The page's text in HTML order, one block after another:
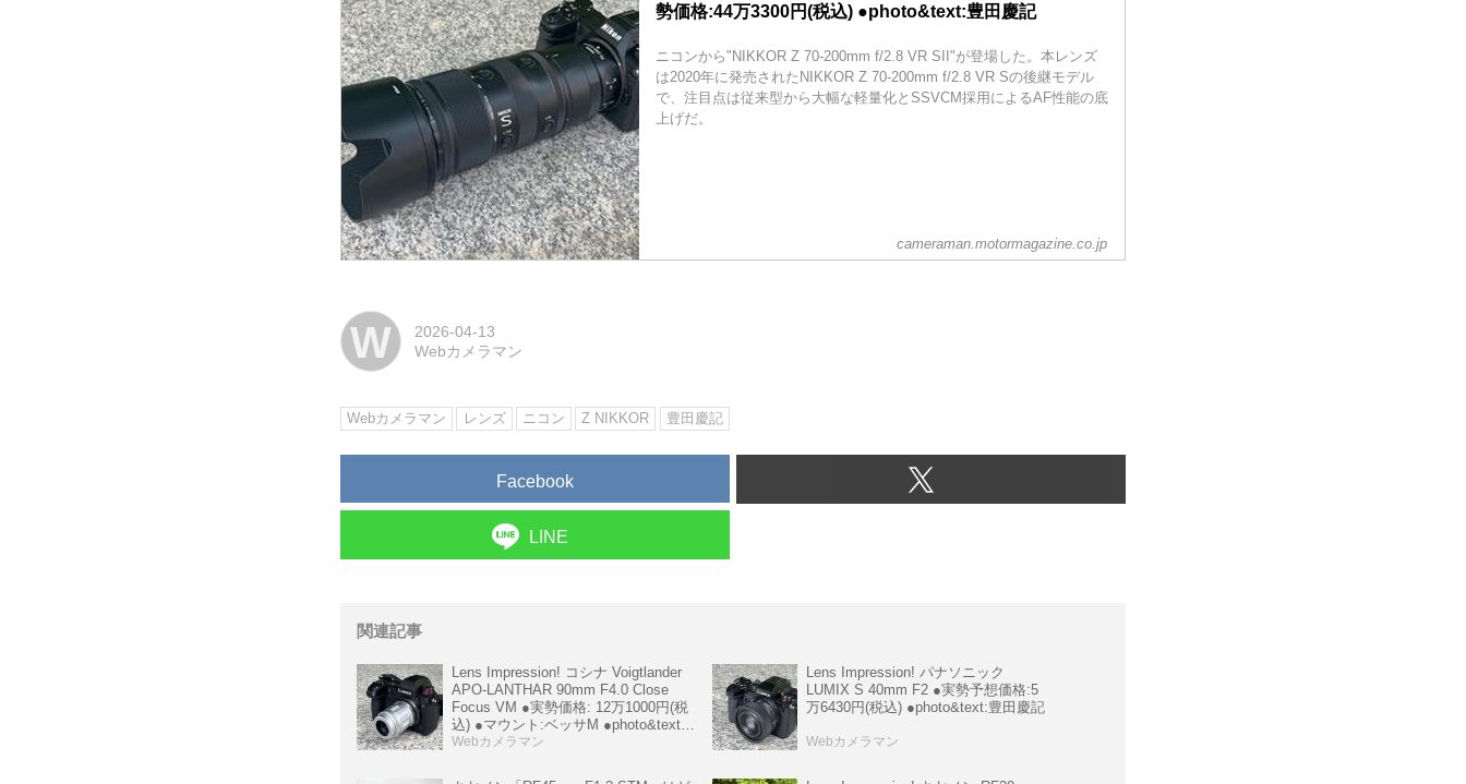
勢価格:44万3300円(税込) ●photo&text:豊田慶記
ニコンから"NIKKOR Z 70-200mm f/2.8 VR SII"が登場した。本レンズ
は2020年に発売されたNIKKOR Z 70-200mm f/2.8 VR Sの後継モデル
で、注目点は従来型から大幅な軽量化とSSVCM採用によるAF性能の底
上げだ。
cameraman.motormagazine.co.jp
W
2026-04-13
Webカメラマン
Webカメラマン レンズ ニコン Z NIKKOR 豊田慶記
Facebook
LINE
関連記事
Lens Impression! コシナ Voigtlander
APO-LANTHAR 90mm F4.0 Close
Focus VM ●実勢価格: 12万1000円(税
込) ●マウント:ベッサM ●photo&text:
豊田慶記
Webカメラマン
Lens Impression! パナソニック
LUMIX S 40mm F2 ●実勢予想価格:5
万6430円(税込) ●photo&text:豊田慶記
Webカメラマン